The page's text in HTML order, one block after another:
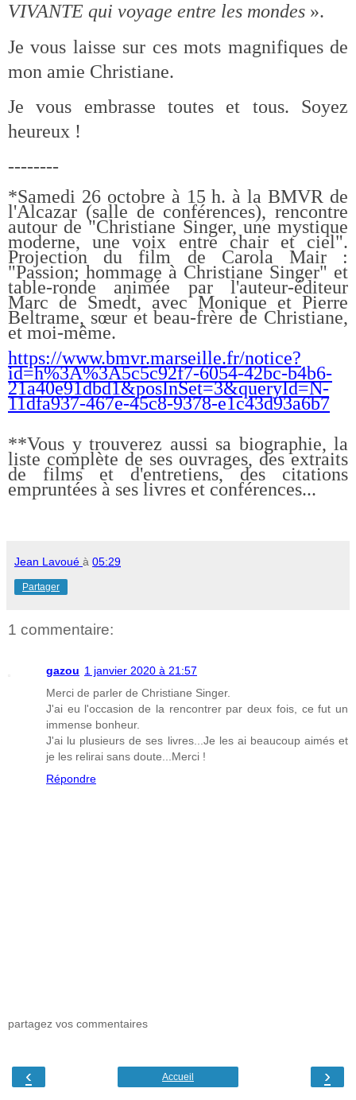
VIVANTE qui voyage entre les mondes ».
Je vous laisse sur ces mots magnifiques de
mon amie Christiane.
Je vous embrasse toutes et tous. Soyez
heureux !
--------
*Samedi 26 octobre à 15 h. à la BMVR de
l'Alcazar (salle de conférences), rencontre
autour de "Christiane Singer, une mystique
moderne, une voix entre chair et ciel".
Projection du film de Carola Mair :
"Passion; hommage à Christiane Singer" et
table-ronde animée par l'auteur-éditeur
Marc de Smedt, avec Monique et Pierre
Beltrame, sœur et beau-frère de Christiane,
et moi-même.
https://www.bmvr.marseille.fr/notice?
id=h%3A%3A5c5c92f7-6054-42bc-b4b6-
21a40e91dbd1&posInSet=3&queryId=N-
11dfa937-467e-45c8-9378-e1c43d93a6b7
**Vous y trouverez aussi sa biographie, la
liste complète de ses ouvrages, des extraits
de films et d'entretiens, des citations
empruntées à ses livres et conférences...
Jean Lavoué à 05:29
Partager
1 commentaire:
gazou 1 janvier 2020 à 21:57
Merci de parler de Christiane Singer.
J'ai eu l'occasion de la rencontrer par deux fois, ce fut un
immense bonheur.
J'ai lu plusieurs de ses livres...Je les ai beaucoup aimés et
je les relirai sans doute...Merci !
Répondre
partagez vos commentaires
‹ ›
Accueil